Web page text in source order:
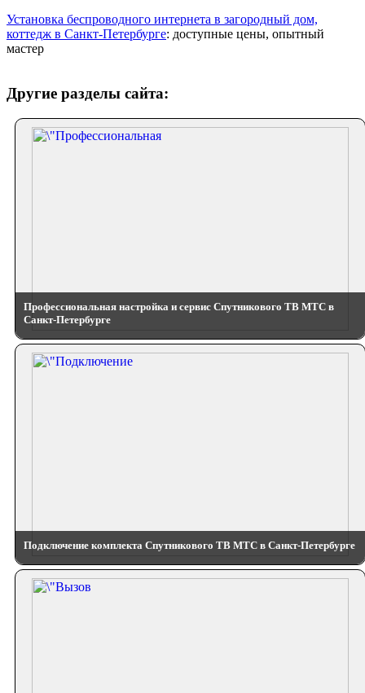
Установка беспроводного интернета в загородный дом,
коттедж в Санкт-Петербурге: доступные цены, опытный
мастер
Другие разделы сайта:
Профессиональная настройка и сервис Спутникового ТВ МТС в
Санкт-Петербурге
Подключение комплекта Спутникового ТВ МТС в Санкт-Петербурге